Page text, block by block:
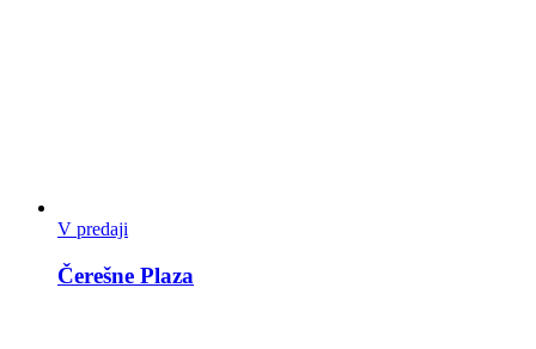
V predaji
Čerešne Plaza